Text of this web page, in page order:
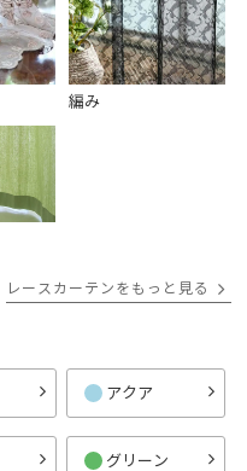
編み
レースカーテンをもっと見る
アクア
グリーン